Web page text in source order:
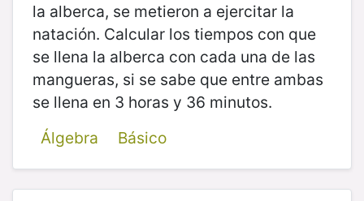
la alberca, se metieron a ejercitar la
natación. Calcular los tiempos con que
se llena la alberca con cada una de las
mangueras, si se sabe que entre ambas
se llena en 3 horas y 36 minutos.
Álgebra
Básico